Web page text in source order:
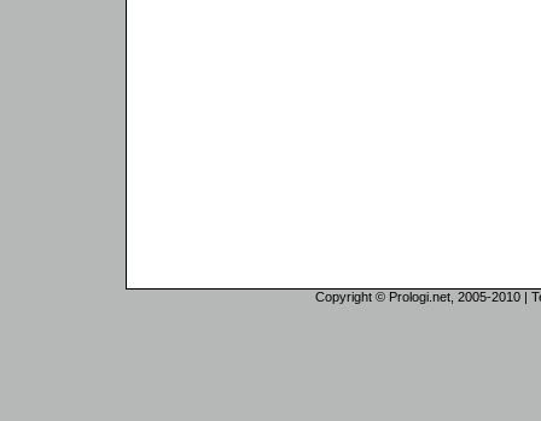
Copyright © Prologi.net, 2005-2010 |